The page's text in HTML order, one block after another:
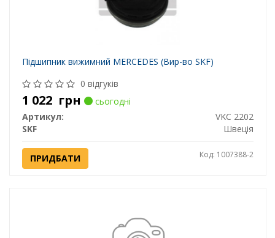
Підшипник вижимний MERCEDES (Вир-во SKF)
0 відгуків
1 022 грн
сьогодні
Артикул:
VKC 2202
SKF
Швеція
ПРИДБАТИ Код: 1007388-2